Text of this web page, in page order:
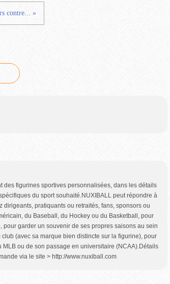
contre... »
des figurines sportives personnalisées, dans les détails
du sport souhaité.NUXIBALL peut répondre à
dirigeants, pratiquants ou retraités, fans, sponsors ou
du Baseball, du Hockey ou du Basketball, pour
pour garder un souvenir de ses propres saisons au sein
(avec sa marque bien distincte sur la figurine), pour
MLB ou de son passage en universitaire (NCAA).Détails
via le site > http://www.nuxiball.com